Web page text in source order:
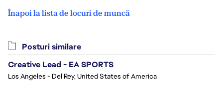
Înapoi la lista de locuri de muncă
Posturi similare
Creative Lead - EA SPORTS
Los Angeles - Del Rey, United States of America